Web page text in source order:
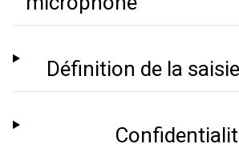
Définition de la